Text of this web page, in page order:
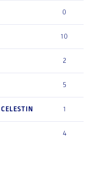
0
10
2
5
CELESTIN 1
4